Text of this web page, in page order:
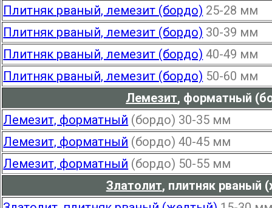
Плитняк рваный, лемезит (бордо) 25-28 мм
Плитняк рваный, лемезит (бордо) 30-39 мм
Плитняк рваный, лемезит (бордо) 40-49 мм
Плитняк рваный, лемезит (бордо) 50-60 мм
Лемезит, форматный
Лемезит, форматный (бордо) 30-35 мм
Лемезит, форматный (бордо) 40-45 мм
Лемезит, форматный (бордо) 50-55 мм
Златолит, плитняк рваный